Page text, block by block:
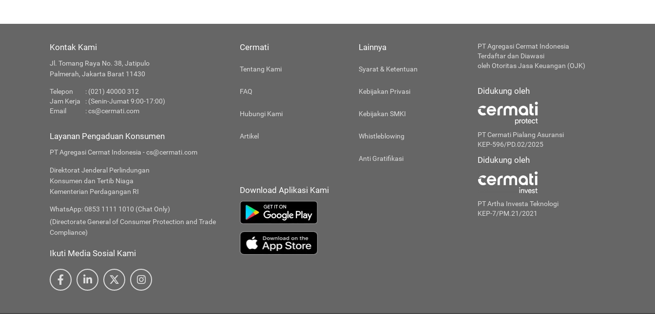
Kontak Kami
Jl. Tomang Raya No. 38, Jatipulo
Palmerah, Jakarta Barat 11430
Telepon
: (021) 40000 312
Jam Kerja
: (Senin-Jumat 9:00-17:00)
Email
:cs@cermati.com
Layanan Pengaduan Konsumen
PT Agregasi Cermat Indonesia - cs@cermati.com
Direktorat Jenderal Perlindungan
Konsumen dan Tertib Niaga
Kementerian Perdagangan RI
WhatsApp: 0853 1111 1010 (Chat Only)
(Directorate General of Consumer Protection and Trade
Compliance)
Ikuti Media Sosial Kami
Cermati
Tentang Kami
FAQ
Hubungi Kami
Artikel
Lainnya
Syarat & Ketentuan
Kebijakan Privasi
Kebijakan SMKI
Whistleblowing
Anti Gratifikasi
Download Aplikasi Kami
PT Agregasi Cermat Indonesia
Terdaftar dan Diawasi
oleh Otoritas Jasa Keuangan (OJK)
Didukung oleh
PT Cermati Pialang Asuransi
KEP-596/PD.02/2025
Didukung oleh
PT Artha Investa Teknologi
KEP-7/PM.21/2021